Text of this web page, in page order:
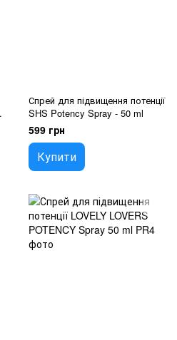
Спрей для підвищення потенції
SHS Potency Spray - 50 ml
599 грн
Купити